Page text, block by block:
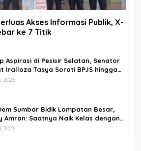
Akses Informasi Publik, X-
ke 7 Titik
Aspirasi di Pesisir Selatan, Senator
Iralloza Tasya Soroti BPJS hingga
Merdeka
2026
Sumbar Bidik Lompatan Besar,
Amran: Saatnya Naik Kelas dengan
Berkualitas
2026